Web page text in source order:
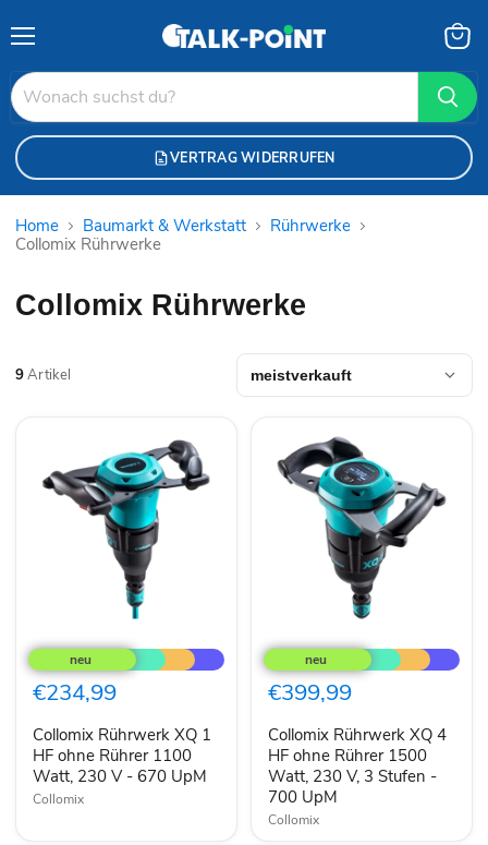
VERTRAG WIDERRUFEN
Home Baumarkt & Werkstatt
Rührwerke
Collomix Rührwerke
Collomix Rührwerke
9Artikel
Rührwerk
XQ
1
HF
Rührer
1100
Watt,
230
V
€234,99
Collomix Rührwerk XQ 1
HF ohne Rührer 1100
Watt, 230 V - 670 UpM
Collomix
Rührwerk
XQ
4
HF
Rührer
1500
Watt,
230
V,
3
€399,99
Collomix Rührwerk XQ 4
HF ohne Rührer 1500
Watt, 230 V, 3 Stufen -
700 UpM
Collomix